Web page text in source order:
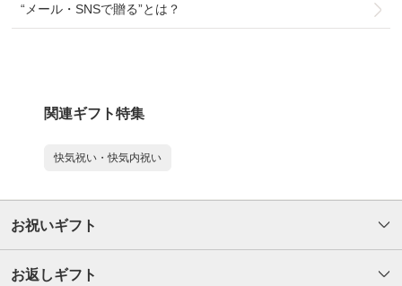
“メール・SNSで贈る”とは？
関連ギフト特集
快気祝い・快気内祝い
お祝いギフト
お返しギフト